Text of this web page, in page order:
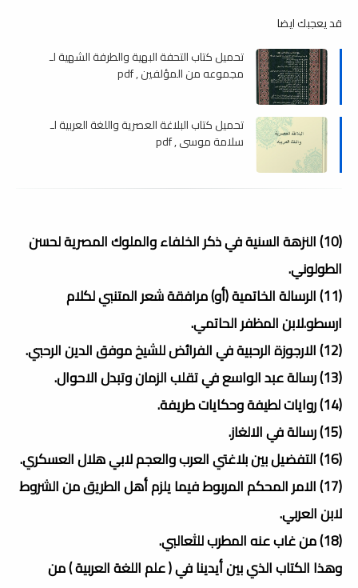
قد يعجبك ايضا
تحميل كتاب التحفة البهية والطرفة الشهية لـ
مجموعه من المؤلفين , pdf
تحميل كتاب البلاغة العصرية واللغة العربية لـ
سلامة موسى , pdf
(10) النزهة السنية في ذكر الخلفاء والملوك المصرية لحسن
الطولوني.
(11) الرسالة الخاتمية (أو) مرافقة شعر المتنبي لكلام
ارسطو.لابن المظفر الحاتمي.
(12) الارجوزة الرحبية في الفرائض للشيخ موفق الدين الرحبي.
(13) رسالة عبد الواسع في تقلب الزمان وتبدل الاحوال.
(14) روايات لطيفة وحكايات طريفة.
(15) رسالة في الالغاز.
(16) التفضيل بين بلاغتي العرب والعجم لابي هلال العسكري.
(17) الامر المحكم المربوط فيما يلزم أهل الطريق من الشروط
لابن العربي.
(18) من غاب عنه المطرب للثعالبي.
وهذا الكتاب الذي بين أيدينا في ( علم اللغة العربية ) من